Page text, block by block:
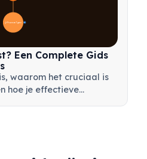
📋 Proces en Typen 20
Een Complete Gids
waarom het cruciaal is
hoe je effectieve